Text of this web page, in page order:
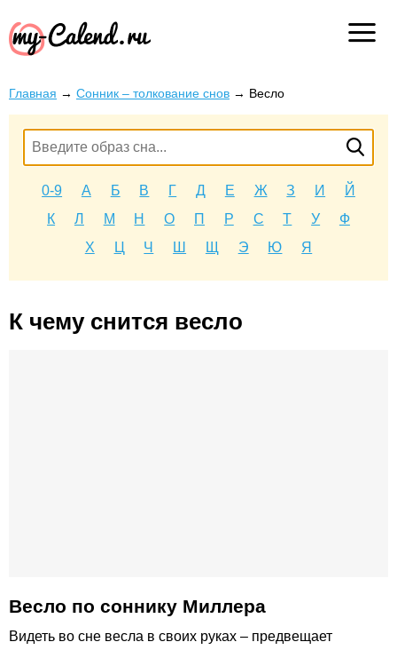
Главная → Сонник – толкование снов → Весло
0-9 А Б В Г Д Е Ж З И
Й
К
Л М Н О П Р С Т У
Ф
Х
Ц Ч Ш Щ Э Ю Я
К чему снится весло
Весло по cоннику Миллера
Видеть во сне весла в своих руках – предвещает